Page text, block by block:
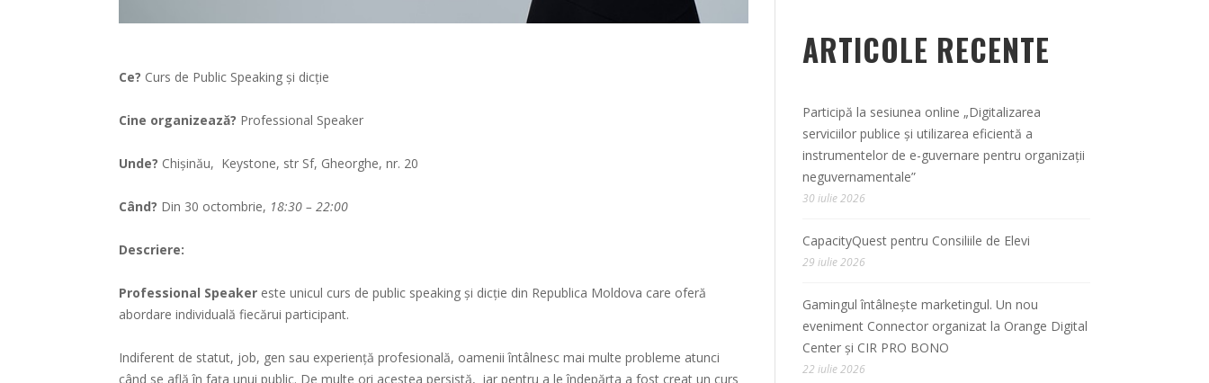
Ce? Curs de Public Speaking și dicție
Cine organizează? Professional Speaker
Unde? Chișinău, Keystone, str Sf, Gheorghe, nr. 20
Când? Din 30 octombrie, 18:30 – 22:00
Descriere:
Professional Speaker este unicul curs de public speaking și dicție din Republica Moldova care oferă
abordare individuală fiecărui participant.
Indiferent de statut, job, gen sau experiență profesională, oamenii întâlnesc mai multe probleme atunci
când se află în fața unui public. De multe ori acestea persistă, iar pentru a le îndepărta a fost creat un curs
ARTICOLE RECENTE
Participă la sesiunea online „Digitalizarea
serviciilor publice și utilizarea eficientă a
instrumentelor de e-guvernare pentru organizații
neguvernamentale”
30 iulie 2026
CapacityQuest pentru Consiliile de Elevi
29 iulie 2026
Gamingul întâlnește marketingul. Un nou
eveniment Connector organizat la Orange Digital
Center și CIR PRO BONO
22 iulie 2026